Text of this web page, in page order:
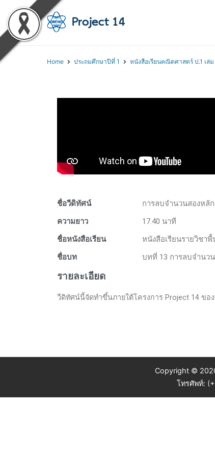
Home ประถมศึกษาปีที่ 1 หนังสือเรียนคณิตศาสตร์ ป.1 เล่ม
ชื่อวีดิทัศน์
การลบจำนวนสองหลั
ความยาว
17.40 นาที
ชื่อหนังสือเรียน
หนังสือเรียนรายวิชา
ชื่อบท
บทที่ 13 การลบจำนว
รายละเอียด
วีดิทัศน์นี้จัดทำขึ้นภายใต้โครงการ Project 14 ขอ
Copyright ©
โทรศัพท์: